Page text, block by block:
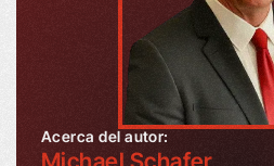
Acerca del autor: